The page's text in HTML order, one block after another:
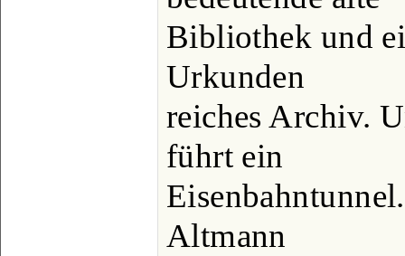
Bibliothek und
Urkunden
reiches Archiv.
führt ein
Altmann